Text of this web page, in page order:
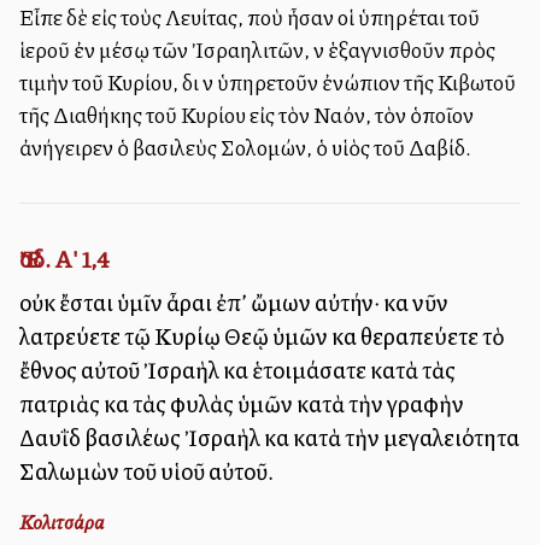
Εἶπε δὲ εἰς τοὺς Λευίτας, ποὺ ἦσαν οἱ ὑπηρέται τοῦ
ἱεροῦ ἐν μέσῳ τῶν Ἰσραηλιτῶν, νὰ ἑξαγνισθοῦν πρὸς
τιμὴν τοῦ Κυρίου, διὰ νὰ ὑπηρετοῦν ἐνώπιον τῆς Κιβωτοῦ
τῆς Διαθήκης τοῦ Κυρίου εἰς τὸν Ναόν, τὸν ὁποῖον
ἀνήγειρεν ὁ βασιλεὺς Σολομών, ὁ υἱὸς τοῦ Δαβίδ.
Ἔσδ. Α' 1,4
οὐκ ἔσται ὑμῖν ἆραι ἐπ’ ὤμων αὐτήν· καὶ νῦν
λατρεύετε τῷ Κυρίῳ Θεῷ ὑμῶν καὶ θεραπεύετε τὸ
ἔθνος αὐτοῦ Ἰσραὴλ καὶ ἑτοιμάσατε κατὰ τὰς
πατριὰς καὶ τὰς φυλὰς ὑμῶν κατὰ τὴν γραφὴν
Δαυῒδ βασιλέως Ἰσραὴλ καὶ κατὰ τὴν μεγαλειότητα
Σαλωμὼν τοῦ υἱοῦ αὐτοῦ.
Κολιτσάρα